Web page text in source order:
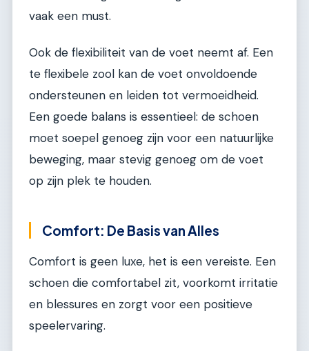
vaak een must.
Ook de flexibiliteit van de voet neemt af. Een
te flexibele zool kan de voet onvoldoende
ondersteunen en leiden tot vermoeidheid.
Een goede balans is essentieel: de schoen
moet soepel genoeg zijn voor een natuurlijke
beweging, maar stevig genoeg om de voet
op zijn plek te houden.
Comfort: De Basis van Alles
Comfort is geen luxe, het is een vereiste. Een
schoen die comfortabel zit, voorkomt irritatie
en blessures en zorgt voor een positieve
speelervaring.